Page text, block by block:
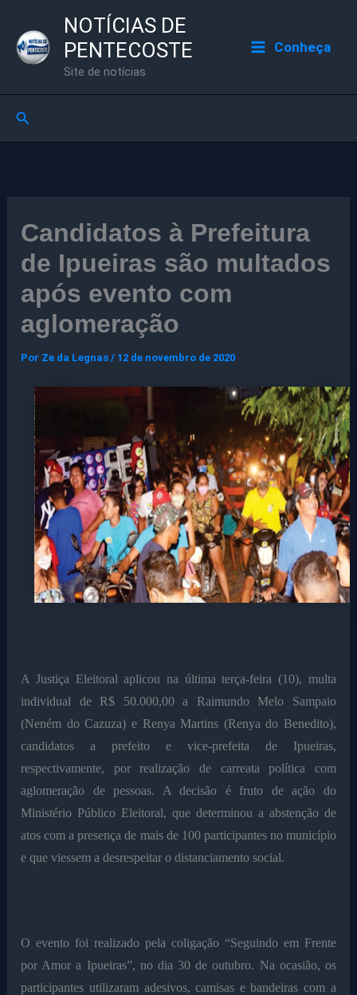
para
NOTÍCIAS DE
PENTECOSTE
Site de notícias
Conheça
Pesquisar
Candidatos à Prefeitura
de Ipueiras são multados
após evento com
aglomeração
Por Ze da Legnas/ 12 de novembro de 2020
A Justiça Eleitoral aplicou na última terça-feira (10), multa
individual de R$ 50.000,00 a Raimundo Melo Sampaio
(Neném do Cazuza) e Renya Martins (Renya do Benedito),
candidatos a prefeito e vice-prefeita de Ipueiras,
respectivamente, por realização de carreata política com
aglomeração de pessoas. A decisão é fruto de ação do
Ministério Público Eleitoral, que determinou a abstenção de
atos com a presença de mais de 100 participantes no município
e que viessem a desrespeitar o distanciamento social.
O evento foi realizado pela coligação “Seguindo em Frente
por Amor a Ipueiras”, no dia 30 de outubro. Na ocasião, os
participantes utilizaram adesivos, camisas e bandeiras com a